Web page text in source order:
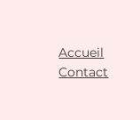
Accueil
Contact